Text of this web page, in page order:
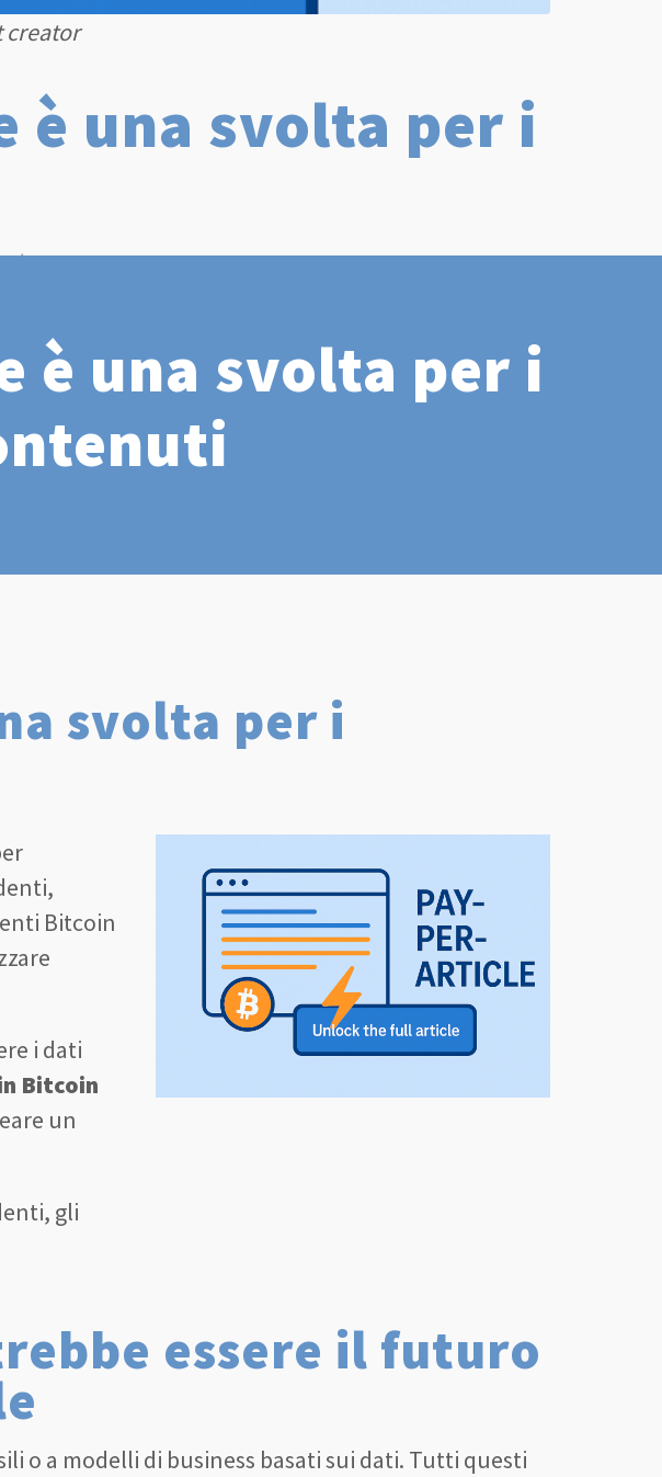
creator
è una svolta per i
è una svolta per i
svolta per i
Bitcoin
i dati
Bitcoin
un
gli
essere il futuro
o a modelli di business basati sui dati. Tutti questi